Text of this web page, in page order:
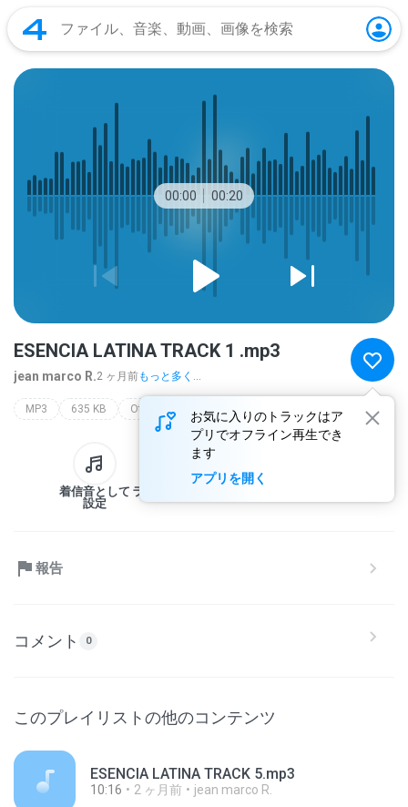
00:00 00:20
お気に入りのトラックはア
プリでオフライン再生でき
ます
アプリを開く
ESENCIA LATINA TRACK 1 .mp3
jean marco R.2 ヶ月前もっと多く...
MP3 635 KB Other
着信音として
設定
ライブラリへ
報告
コメント 0
このプレイリストの他のコンテンツ
ESENCIA LATINA TRACK 5.mp3
10:16 2 ヶ月前 jean marco R.